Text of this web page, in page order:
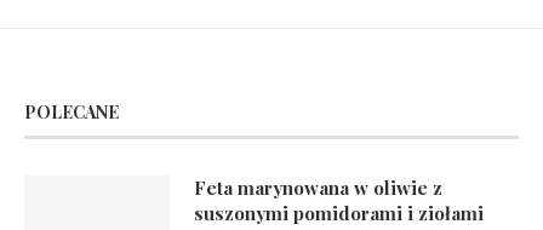
POLECANE
Feta marynowana w oliwie z
suszonymi pomidorami i ziołami